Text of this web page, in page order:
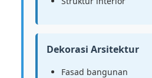
Dekorasi Arsitektur
Fasad bangunan